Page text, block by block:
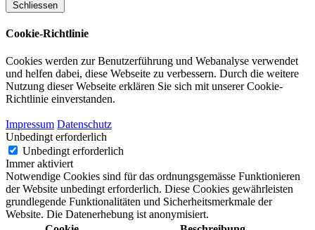
Schliessen
Cookie-Richtlinie
Cookies werden zur Benutzerführung und Webanalyse verwendet
und helfen dabei, diese Webseite zu verbessern. Durch die weitere
Nutzung dieser Webseite erklären Sie sich mit unserer Cookie-
Richtlinie einverstanden.
Impressum Datenschutz
Unbedingt erforderlich
Unbedingt erforderlich
Immer aktiviert
Notwendige Cookies sind für das ordnungsgemässe Funktionieren
der Website unbedingt erforderlich. Diese Cookies gewährleisten
grundlegende Funktionalitäten und Sicherheitsmerkmale der
Website. Die Datenerhebung ist anonymisiert.